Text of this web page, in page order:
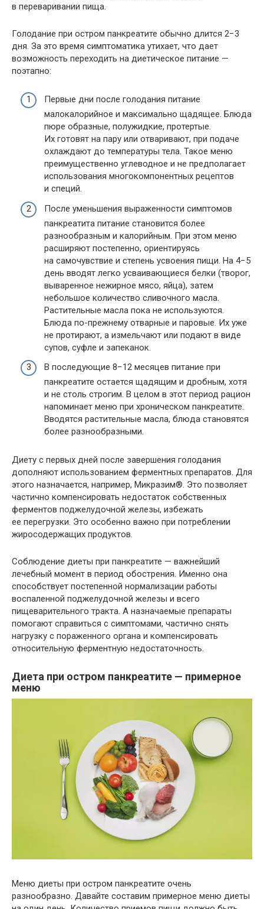
в переваривании пища.
Голодание при остром панкреатите обычно длится 2−3
дня. За это время симптоматика утихает, что дает
возможность переходить на диетическое питание —
поэтапно:
Первые дни после голодания питание
малокалорийное и максимально щадящее. Блюда
пюре образные, полужидкие, протертые.
Их готовят на пару или отваривают, при подаче
охлаждают до температуры тела. Такое меню
преимущественно углеводное и не предполагает
использования многокомпонентных рецептов
и специй.
После уменьшения выраженности симптомов
панкреатита питание становится более
разнообразным и калорийным. При этом меню
расширяют постепенно, ориентируясь
на самочувствие и степень усвоения пищи. На 4−5
день вводят легко усваивающиеся белки (творог,
вываренное нежирное мясо, яйца), затем
небольшое количество сливочного масла.
Растительные масла пока не используются.
Блюда по-прежнему отварные и паровые. Их уже
не протирают, а измельчают или подают в виде
супов, суфле и запеканок.
В последующие 8−12 месяцев питание при
панкреатите остается щадящим и дробным, хотя
и не столь строгим. В целом в этот период рацион
напоминает меню при хроническом панкреатите.
Вводятся растительные масла, блюда становятся
более разнообразными.
Диету с первых дней после завершения голодания
дополняют использованием ферментных препаратов. Для
этого назначается, например, Микразим®. Это позволяет
частично компенсировать недостаток собственных
ферментов поджелудочной железы, избежать
ее перегрузки. Это особенно важно при потреблении
жиросодержащих продуктов.
Соблюдение диеты при панкреатите — важнейший
лечебный момент в период обострения. Именно она
способствует постепенной нормализации работы
воспаленной поджелудочной железы и всего
пищеварительного тракта. А назначаемые препараты
помогают справиться с симптомами, частично снять
нагрузку с пораженного органа и компенсировать
относительную ферментную недостаточность.
Диета при остром панкреатите — примерное
меню
Меню диеты при остром панкреатите очень
разнообразно. Давайте составим примерное меню диеты